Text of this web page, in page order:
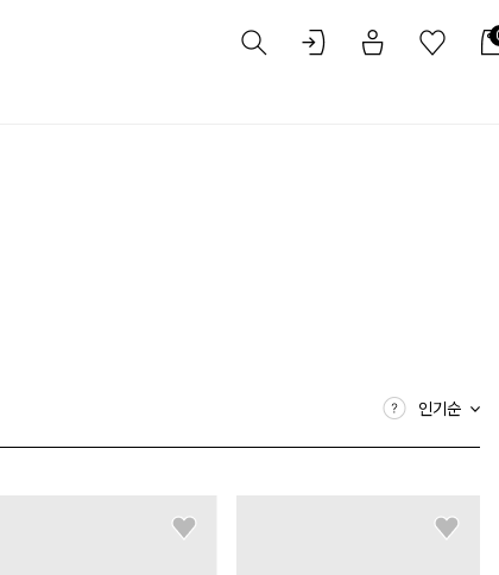
인기순